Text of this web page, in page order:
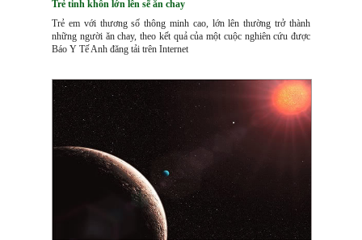
Trẻ tinh khôn lớn lên sẽ ăn chay
Trẻ em với thương số thông minh cao, lớn lên thường trở thành
những người ăn chay, theo kết quả của một cuộc nghiên cứu được
Báo Y Tế Anh đăng tải trên Internet